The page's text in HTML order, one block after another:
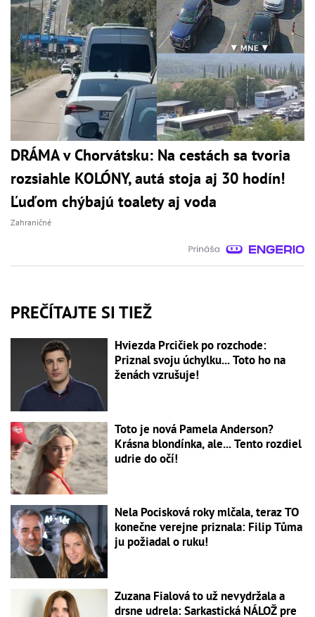
DRÁMA v Chorvátsku: Na cestách sa tvoria
rozsiahle KOLÓNY, autá stoja aj 30 hodín!
Ľuďom chýbajú toalety aj voda
Zahraničné
PREČÍTAJTE SI TIEŽ
Hviezda Prcičiek po rozchode:
Priznal svoju úchylku... Toto ho na
ženách vzrušuje!
Toto je nová Pamela Anderson?
Krásna blondínka, ale... Tento rozdiel
udrie do očí!
Nela Pocisková roky mlčala, teraz TO
konečne verejne priznala: Filip Tůma
ju požiadal o ruku!
Zuzana Fialová to už nevydržala a
drsne udrela: Sarkastická NÁLOŽ pre